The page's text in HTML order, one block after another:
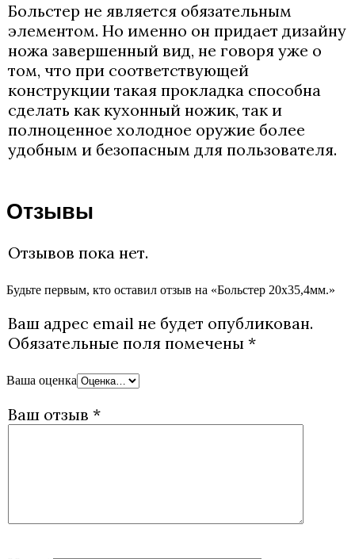
Больстер не является обязательным
элементом. Но именно он придает дизайну
ножа завершенный вид, не говоря уже о
том, что при соответствующей
конструкции такая прокладка способна
сделать как кухонный ножик, так и
полноценное холодное оружие более
удобным и безопасным для пользователя.
Отзывы
Отзывов пока нет.
Будьте первым, кто оставил отзыв на «Больстер 20х35,4мм.»
Ваш адрес email не будет опубликован.
Обязательные поля помечены *
Ваша оценка
Ваш отзыв *